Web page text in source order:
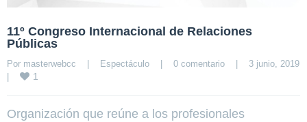
11º Congreso Internacional de Relaciones
Públicas
Por masterwebcc | Espectáculo | 0 comentario |
|
1
Organización que reúne a los profesionales